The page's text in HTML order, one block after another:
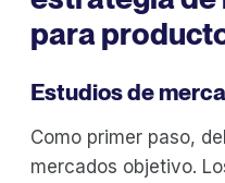
para
Estudios de
Como primer paso,
mercados objetivo.